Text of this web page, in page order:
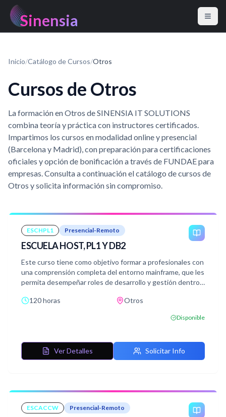
Sinensia
Inicio/Catálogo de Cursos/Otros
Cursos de Otros
La formación en Otros de SINENSIA IT SOLUTIONS
combina teoría y práctica con instructores certificados.
Impartimos los cursos en modalidad online y presencial
(Barcelona y Madrid), con preparación para certificaciones
oficiales y opción de bonificación a través de FUNDAE para
empresas. Consulta a continuación el catálogo de cursos de
Otros y solicita información sin compromiso.
ESCHPL1 Presencial-Remoto
ESCUELA HOST, PL1 Y DB2
Este curso tiene como objetivo formar a profesionales con
una comprensión completa del entorno mainframe, que les
permita desempeñar roles de desarrollo y gestión dentro
herramientas de programación como PL1 y la gestión de
estarán capacitados para escribir y gestionar programas
para manipular bases de datos eficientemente.
120 horas Otros
Disponible
Ver Detalles Solicitar Info
ESCACCW Presencial-Remoto